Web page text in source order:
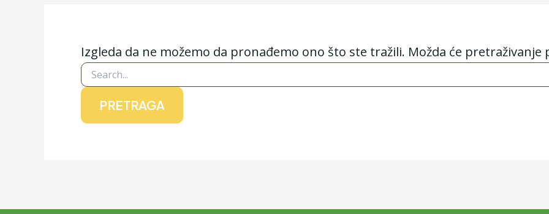
Izgleda da ne možemo da pronađemo ono što ste tražili. Možda će pretraživanje